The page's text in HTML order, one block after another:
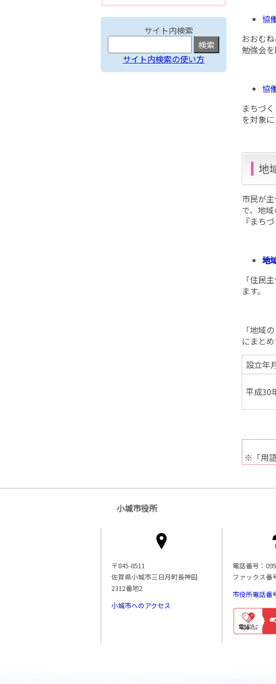
協
おおむ
勉強会を
協
まちづ
を対象
地
市民が
で、地
『まち
地
「住民
ます。
「地域
にまとめ
設立年
平成30
※「用
サイト内検索
サイト内検索の使い方
小城市役所
〒845-8511
佐賀県小城市三日月町長神田
2312番地2
小城市へのアクセス
電話番号：
ファックス番
市役所電話番